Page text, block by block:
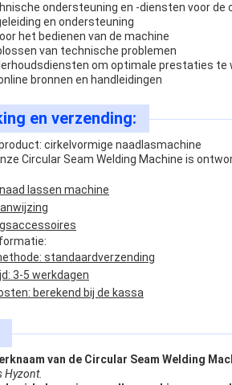
ondersteuning en -diensten voor
en ondersteuning
het bedienen van de machine
van technische problemen
om optimale prestaties te
bronnen en handleidingen
en verzending:
cirkelvormige naadlasmachine
Circular Seam Welding Machine is
lassen machine
standaardverzending
3-5 werkdagen
berekend bij de kassa
van de Circular Seam Welding
Hyzont.